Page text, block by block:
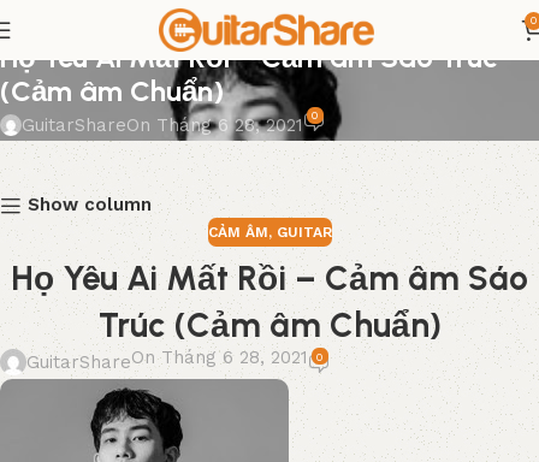
0
CẢM ÂM
Họ Yêu Ai Mất Rồi – Cảm âm Sáo Trúc
(Cảm âm Chuẩn)
GuitarShareOn Tháng 6 28, 2021 0
Show column
CẢM ÂM, GUITAR
Họ Yêu Ai Mất Rồi – Cảm âm Sáo
Trúc (Cảm âm Chuẩn)
GuitarShareOn Tháng 6 28, 2021 0